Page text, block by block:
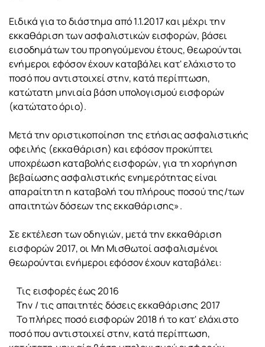
Ειδικά για το διάστημα από 1.1.2017 και μέχρι την
εκκαθάριση των ασφαλιστικών εισφορών, βάσει
εισοδημάτων του προηγούμενου έτους, θεωρούνται
ενήμεροι εφόσον έχουν καταβάλει κατ' ελάχιστο το
ποσό που αντιστοιχεί στην, κατά περίπτωση,
κατώτατη μηνιαία βάση υπολογισμού εισφορών
(κατώτατο όριο).
Μετά την οριστικοποίηση της ετήσιας ασφαλιστικής
οφειλής (εκκαθάριση) και εφόσον προκύπτει
υποχρέωση καταβολής εισφορών, για τη χορήγηση
βεβαίωσης ασφαλιστικής ενημερότητας είναι
απαραίτητη η καταβολή του πλήρους ποσού της/των
απαιτητών δόσεων της εκκαθάρισης».
Σε εκτέλεση των οδηγιών, μετά την εκκαθάριση
εισφορών 2017, οι Μη Μισθωτοί ασφαλισμένοι
θεωρούνται ενήμεροι εφόσον έχουν καταβάλει:
Τις εισφορές έως 2016
Την / τις απαιτητές δόσεις εκκαθάρισης 2017
Το πλήρες ποσό εισφορών 2018 ή το κατ' ελάχιστο
ποσό που αντιστοιχεί στην, κατά περίπτωση,